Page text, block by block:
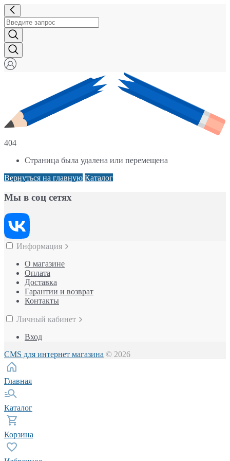
404
Страница была удалена или перемещена
Вернуться на главную Каталог
Мы в соц сетях
Информация
О магазине
Оплата
Доставка
Гарантии и возврат
Контакты
Личный кабинет
Вход
CMS для интернет магазина © 2026
Главная
Каталог
Корзина